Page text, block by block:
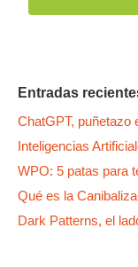
Entradas
ChatGPT, puñetazo
Inteligencias
WPO: 5 patas para
Qué es la
Dark Patterns, el